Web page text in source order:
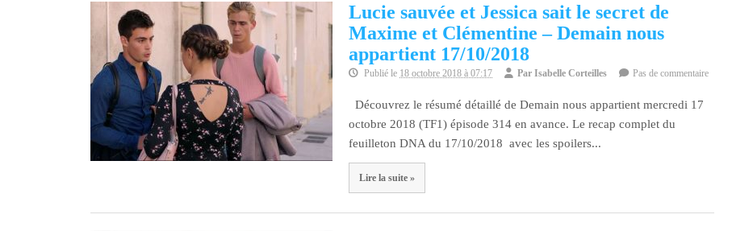
Lucie sauvée et Jessica sait le secret de
Maxime et Clémentine – Demain nous
appartient 17/10/2018
Publié le 18 octobre 2018 à 07:17 Par Isabelle Corteilles Pas de commentaire
Découvrez le résumé détaillé de Demain nous appartient mercredi 17
octobre 2018 (TF1) épisode 314 en avance. Le recap complet du
feuilleton DNA du 17/10/2018 avec les spoilers...
Lire la suite »